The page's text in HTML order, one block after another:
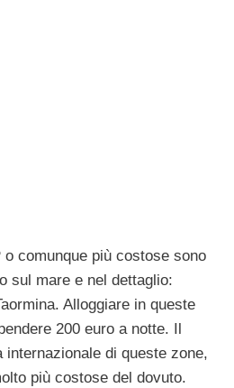
comunque più costose sono
sul mare e nel dettaglio:
Alloggiare in queste
200 euro a notte. Il
di queste zone,
più costose del dovuto.